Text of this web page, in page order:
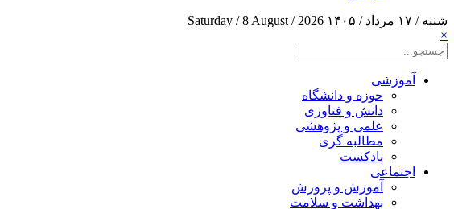
شنبه / ۱۷ مرداد / ۱۴۰۵
Saturday / 8 August / 2026
×
آموزشی
حوزه و دانشگاه
دانش و فناوری
علمی و پژوهشی
مطالبه گری
پادکست
اجتماعی
آموزش و پرورش
بهداشت و سلامت